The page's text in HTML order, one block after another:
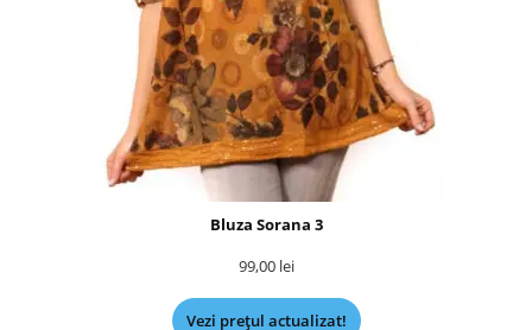
Bluza Sorana 3
99,00 lei
Vezi prețul actualizat!